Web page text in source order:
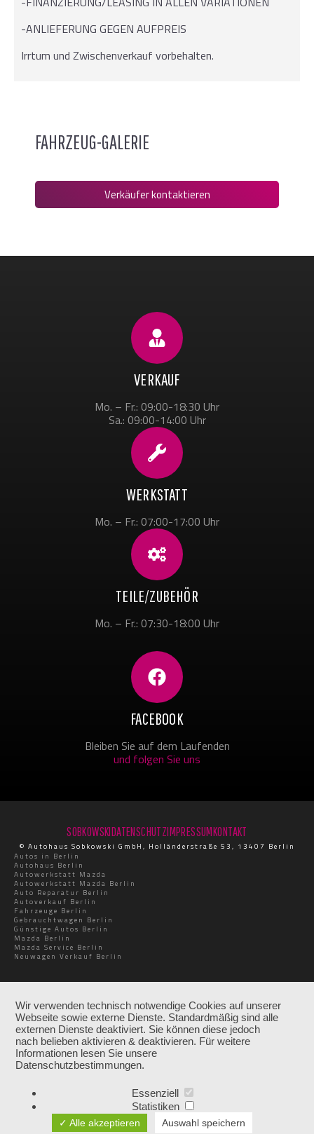
-ANLIEFERUNG GEGEN AUFPREIS
Irrtum und Zwischenverkauf vorbehalten.
FAHRZEUG-GALERIE
Verkäufer kontaktieren
VERKAUF
Mo. – Fr.: 09:00-18:30 Uhr
Sa.: 09:00-14:00 Uhr
WERKSTATT
Mo. – Fr.: 07:00-17:00 Uhr
TEILE/ZUBEHÖR
Mo. – Fr.: 07:30-18:00 Uhr
FACEBOOK
Bleiben Sie auf dem Laufenden
und folgen Sie uns
SOBKOWSKIDATENSCHUTZIMPRESSUMKONTAKT
© Autohaus Sobkowski GmbH, Holländerstraße 53, 13407 Berlin
Autos in Berlin
Autohaus Berlin
Autowerkstatt Mazda
Autowerkstatt Mazda Berlin
Auto Reparatur Berlin
Autoverkauf Berlin
Fahrzeuge Berlin
Gebrauchtwagen Berlin
Günstige Autos Berlin
Mazda Berlin
Mazda Service Berlin
Neuwagen Verkauf Berlin
Wir verwenden technisch notwendige Cookies auf unserer
Webseite sowie externe Dienste. Standardmäßig sind alle
externen Dienste deaktiviert. Sie können diese jedoch
nach belieben aktivieren & deaktivieren. Für weitere
Informationen lesen Sie unsere
Datenschutzbestimmungen.
Essenziell
Statistiken
✓ Alle akzeptieren Auswahl speichern